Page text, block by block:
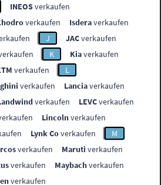
INEOSverkaufen
verkaufen Isderaverkaufen
J JACverkaufen
K Kiaverkaufen
verkaufen
L
verkaufen Lanciaverkaufen
verkaufen LEVCverkaufen
Lincolnverkaufen
Lynk Coverkaufen
M
verkaufen Maruti verkaufen
verkaufen Maybachverkaufen
verkaufen